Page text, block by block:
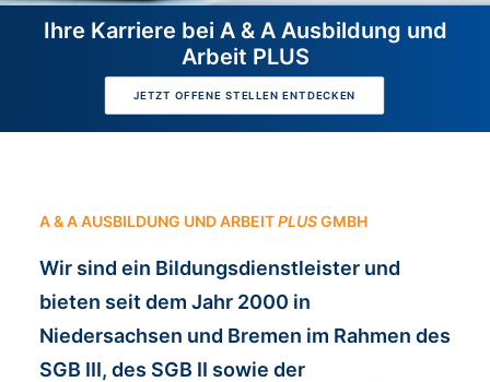
Ihre Karriere bei A & A Ausbildung und
Arbeit PLUS
JETZT OFFENE STELLEN ENTDECKEN
A & A AUSBILDUNG UND ARBEITPLUSGMBH
Wir sind ein Bildungsdienstleister und
bieten seit dem Jahr 2000 in
Niedersachsen und Bremen im Rahmen des
SGB III, des SGB II sowie der